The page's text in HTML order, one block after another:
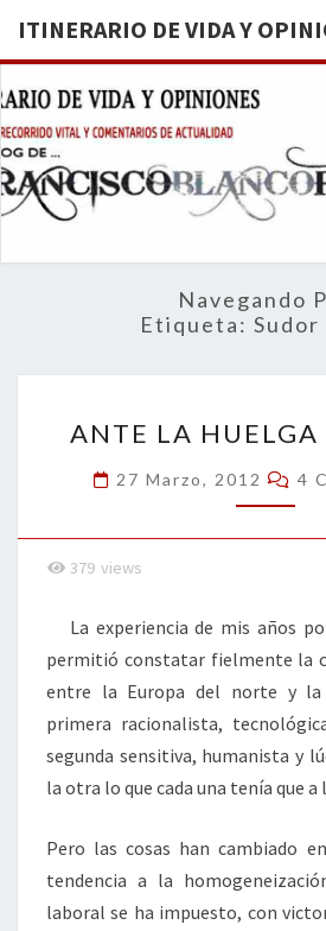
ITINERARIO DE VIDA Y
Navegando
Etiqueta: Sudor
LA
ANTE LA HUELGA
27 Marzo, 2012 4
379 views
La experiencia de mis años
permitió constatar fielmente la
entre la Europa del norte y la
primera racionalista,
segunda sensitiva, humanista y
la otra lo que cada una tenía que
Pero las cosas han cambiado
tendencia a la
laboral se ha impuesto, con